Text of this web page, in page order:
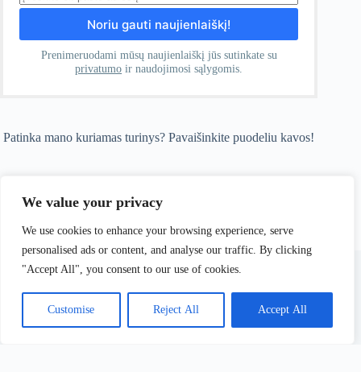
We value your privacy
We use cookies to enhance your browsing experience, serve
personalised ads or content, and analyse our traffic. By clicking
"Accept All", you consent to our use of cookies.
Customise Reject All Accept All
Prenimeruodami mūsų naujienlaiškį jūs sutinkate su
privatumo ir naudojimosi sąlygomis.
Patinka mano kuriamas turinys? Pavaišinkite puodeliu kavos!
Visa informacija, pateikiama Ferrata.lt, yra paremta asmenine
patirtimi ir yra skirta tik informaciniams bei pažintiniams